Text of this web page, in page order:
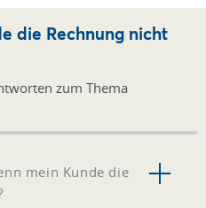
die Rechnung nicht
zum Thema
mein Kunde die